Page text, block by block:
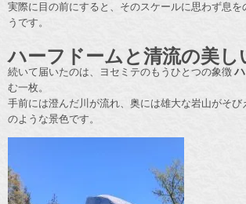
実際に目の前にすると、そのスケールに思わず息を
うです。
ハーフドームと清流の美し
続いて届いたのは、ヨセミテのもうひとつの象徴
む一枚。
手前には澄んだ川が流れ、奥には雄大な岩山がそび
のような景色です。